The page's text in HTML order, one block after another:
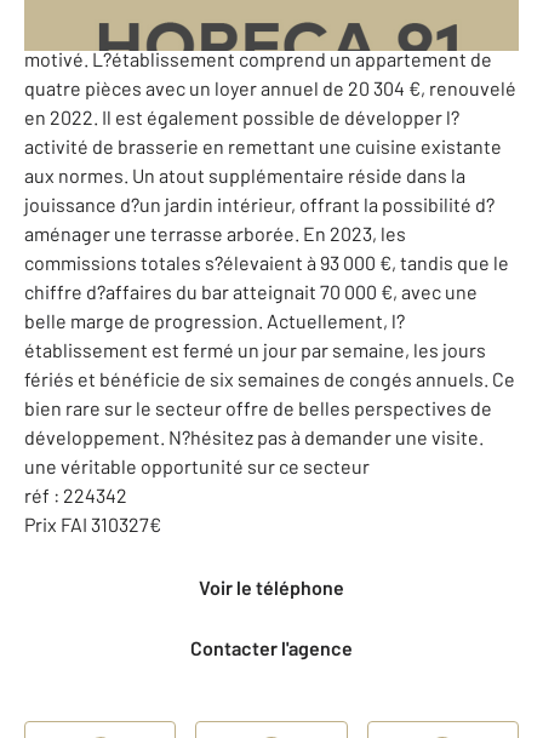
un fort potentiel de redynamisation pour un repreneur
motivé. L?établissement comprend un appartement de
quatre pièces avec un loyer annuel de 20 304 €, renouvelé
en 2022. Il est également possible de développer l?
activité de brasserie en remettant une cuisine existante
aux normes. Un atout supplémentaire réside dans la
jouissance d?un jardin intérieur, offrant la possibilité d?
aménager une terrasse arborée. En 2023, les
commissions totales s?élevaient à 93 000 €, tandis que le
chiffre d?affaires du bar atteignait 70 000 €, avec une
belle marge de progression. Actuellement, l?
établissement est fermé un jour par semaine, les jours
fériés et bénéficie de six semaines de congés annuels. Ce
bien rare sur le secteur offre de belles perspectives de
développement. N?hésitez pas à demander une visite.
une véritable opportunité sur ce secteur
réf : 224342
Prix FAI 310327€
Voir le téléphone
Contacter l'agence